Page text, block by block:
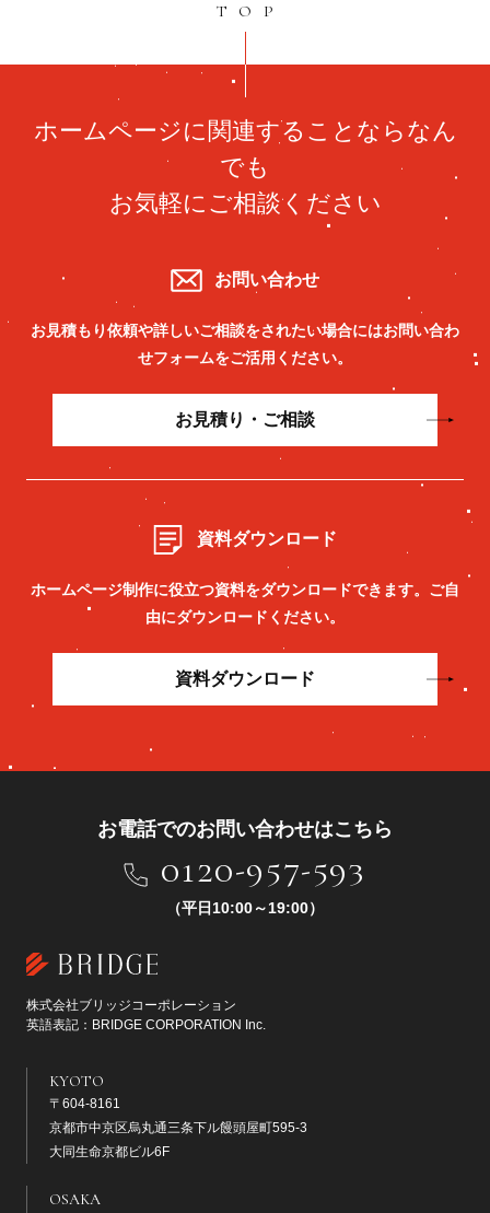
TOP
ホームページに関連することならなん
でも
お気軽にご相談ください
お問い合わせ
お見積もり依頼や詳しいご相談をされたい場合にはお問い合わ
せフォームをご活用ください。
お見積り・ご相談
資料ダウンロード
ホームページ制作に役立つ資料をダウンロードできます。 ご自
由にダウンロードください。
資料ダウンロード
お電話でのお問い合わせはこちら
0120-957-593
（平日10:00～19:00）
株式会社ブリッジコーポレーション
英語表記：BRIDGE CORPORATION Inc.
KYOTO
〒604-8161
京都市中京区烏丸通三条下ル饅頭屋町595-3
大同生命京都ビル6F
OSAKA